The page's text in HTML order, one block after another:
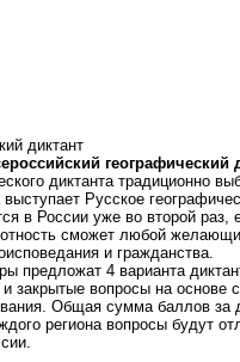
диктант
географический
диктанта традиционно
Русское
в России уже во второй
сможет любой
и гражданства.
предложат 4 варианта
закрытые вопросы на основе
Общая сумма баллов за
региона вопросы будут